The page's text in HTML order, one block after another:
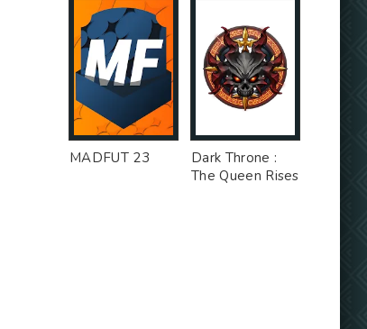
MADFUT 23
Dark Throne :
The Queen Rises